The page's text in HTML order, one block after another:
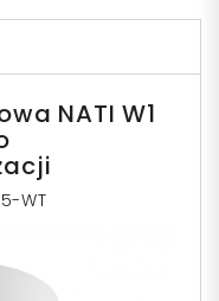
NATI W1
WT